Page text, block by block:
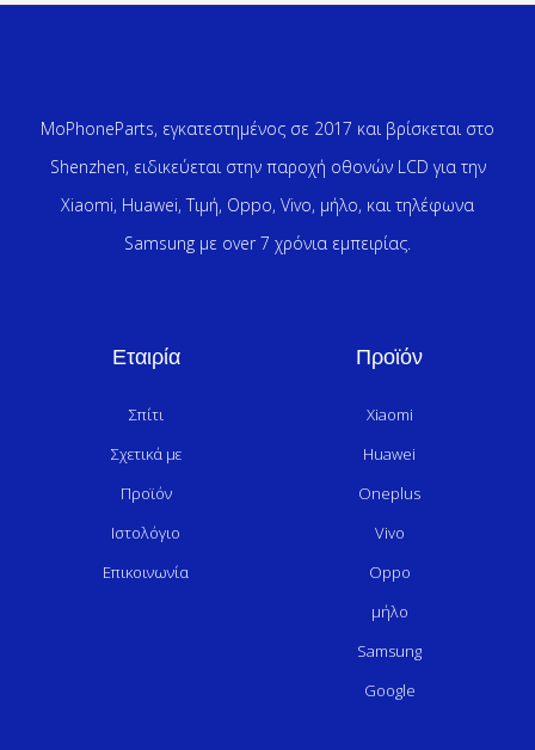
MoPhoneParts, εγκατεστημένος σε 2017 και βρίσκεται στο
Shenzhen, ειδικεύεται στην παροχή οθονών LCD για την
Xiaomi, Huawei, Τιμή, Oppo, Vivo, μήλο, και τηλέφωνα
Samsung με over 7 χρόνια εμπειρίας.
Εταιρία
Σπίτι
Σχετικά με
Προϊόν
Ιστολόγιο
Επικοινωνία
Προϊόν
Xiaomi
Huawei
Oneplus
Vivo
Oppo
μήλο
Samsung
Google